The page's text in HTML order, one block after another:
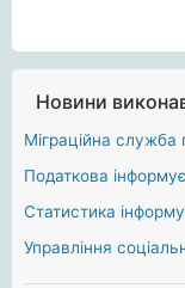
Новини
Міграційна служба
Податкова інформує
Статистика
Управління